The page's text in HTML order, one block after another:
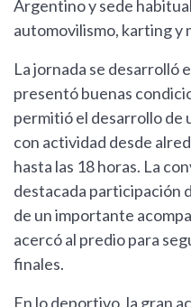
Argentino y sede
automovilismo, karting y
La jornada se desarrolló
presentó buenas
permitió el desarrollo de
con actividad desde
hasta las 18 horas. La
destacada participación
de un importante
acercó al predio para
finales.
En lo deportivo, la gran